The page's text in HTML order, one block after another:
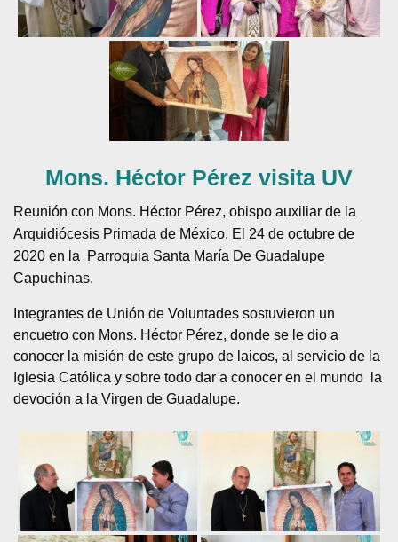
Mons. Héctor Pérez visita UV
Reunión con Mons. Héctor Pérez, obispo auxiliar de la
Arquidiócesis Primada de México. El 24 de octubre de
2020 en la Parroquia Santa María De Guadalupe
Capuchinas.
Integrantes de Unión de Voluntades sostuvieron un
encuetro con Mons. Héctor Pérez, donde se le dio a
conocer la misión de este grupo de laicos, al servicio de la
Iglesia Católica y sobre todo dar a conocer en el mundo la
devoción a la Virgen de Guadalupe.